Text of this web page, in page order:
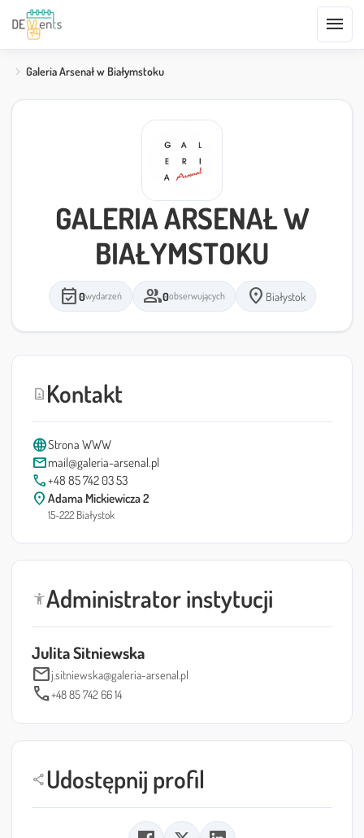
menu
Galeria Arsenał w Białymstoku
GALERIA ARSENAŁ W
BIAŁYMSTOKU
event_available0wydarzeń group0obserwujących location_on Białystok
contact_page Kontakt
languageStrona WWW
mailmail@galeria-arsenal.pl
call+48 85 742 03 53
location_on Adama Mickiewicza 2
15-222 Białystok
accessibility_newAdministrator instytucji
Julita Sitniewska
mailj.sitniewska@galeria-arsenal.pl
call+48 85 742 66 14
shareUdostępnij profil